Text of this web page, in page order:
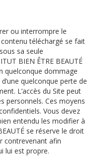
ou interrompre le
téléchargé se fait
sa seule
BIEN ÊTRE BEAUTÉ
quelconque dommage
quelconque perte de
L’accès du Site peut
personnels. Ces moyens
Vous devez
entendu les modifier à
se réserve le droit
contrevenant afin
lui est propre.